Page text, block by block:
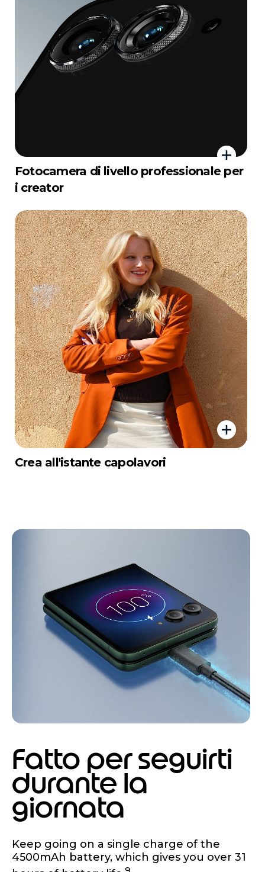
Fotocamera di livello professionale per
i creator
Crea all'istante capolavori
Fatto per seguirti
durante la
giornata
Keep going on a single charge of the
4500mAh battery, which gives you over 31
9